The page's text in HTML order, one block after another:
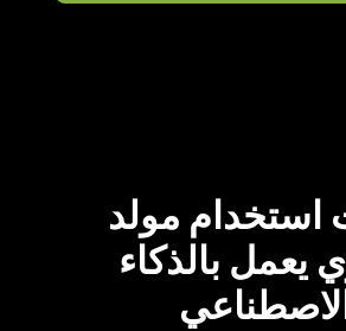
استخدام مولد
يعمل بالذكاء
الاصطناعي